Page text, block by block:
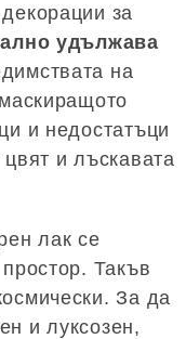
за
удължава
на
и недостатъци
и лъскавата
лак се
Такъв
За да
и луксозен,